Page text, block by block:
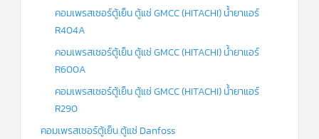
คอมเพรสเซอร์ตู้เย็น ตู้แช่ GMCC (HITACHI) น้ำยาแอร์
R404A
คอมเพรสเซอร์ตู้เย็น ตู้แช่ GMCC (HITACHI) น้ำยาแอร์
R600A
คอมเพรสเซอร์ตู้เย็น ตู้แช่ GMCC (HITACHI) น้ำยาแอร์
R290
คอมเพรสเซอร์ตู้เย็น ตู้แช่ Danfoss